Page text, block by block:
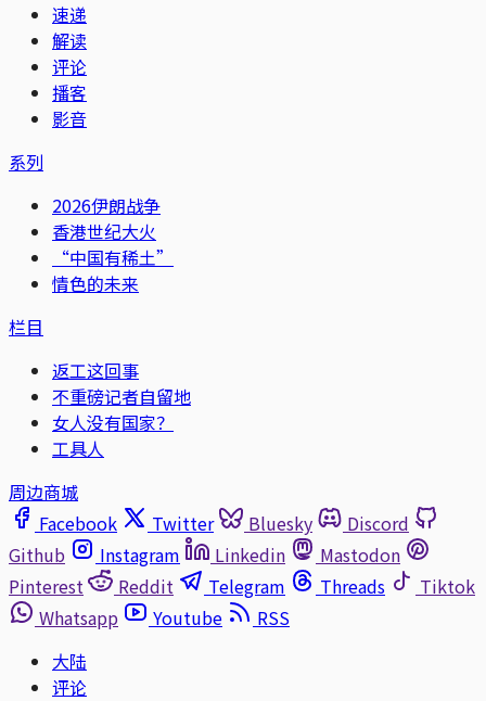
速递
解读
评论
播客
影音
系列
2026伊朗战争
香港世纪大火
“中国有稀土”
情色的未来
栏目
返工这回事
不重磅记者自留地
女人没有国家？
工具人
周边商城
Facebook
Twitter Bluesky
Discord
Github
Instagram Linkedin
Mastodon
Pinterest
Reddit Telegram Threads
Tiktok
Whatsapp
Youtube
RSS
大陆
评论